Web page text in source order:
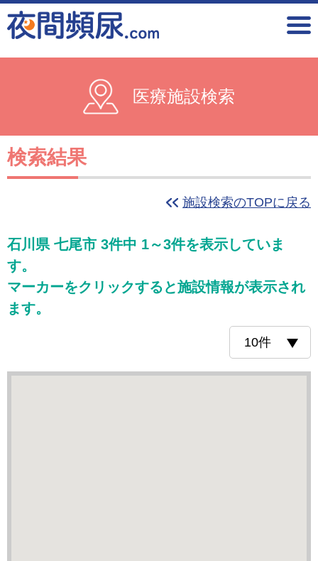
医療施設検索
検索結果
施設検索のTOPに戻る
石川県 七尾市 3件中 1～3件を表示していま
す。
マーカーをクリックすると施設情報が表示され
ます。